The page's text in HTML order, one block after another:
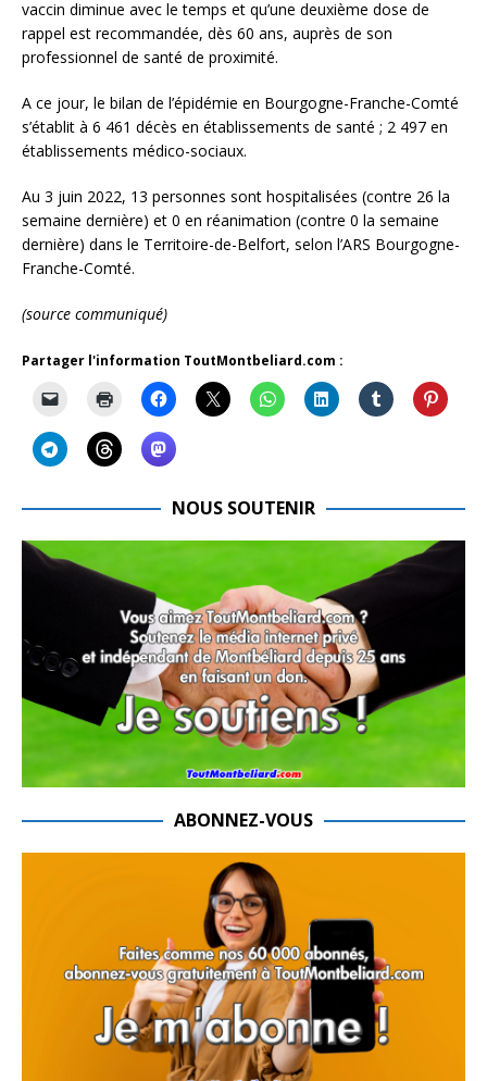
vaccin diminue avec le temps et qu’une deuxième dose de
rappel est recommandée, dès 60 ans, auprès de son
professionnel de santé de proximité.
A ce jour, le bilan de l’épidémie en Bourgogne-Franche-Comté
s’établit à 6 461 décès en établissements de santé ; 2 497 en
établissements médico-sociaux.
Au 3 juin 2022, 13 personnes sont hospitalisées (contre 26 la
semaine dernière) et 0 en réanimation (contre 0 la semaine
dernière) dans le Territoire-de-Belfort, selon l’ARS Bourgogne-
Franche-Comté.
(source communiqué)
Partager l'information ToutMontbeliard.com :
NOUS SOUTENIR
ABONNEZ-VOUS